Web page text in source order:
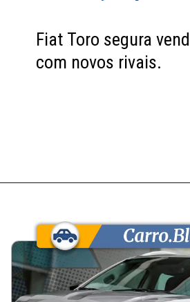
Fiat Toro segura
com novos rivais.